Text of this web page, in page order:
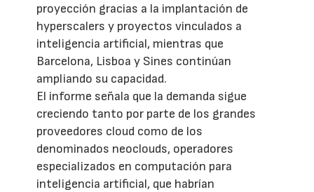
proyección gracias a la implantación de
hyperscalers y proyectos vinculados a
inteligencia artificial, mientras que
Barcelona, Lisboa y Sines continúan
ampliando su capacidad.
El informe señala que la demanda sigue
creciendo tanto por parte de los grandes
proveedores cloud como de los
denominados neoclouds, operadores
especializados en computación para
inteligencia artificial, que habrían